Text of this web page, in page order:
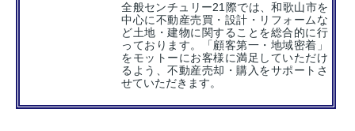
全般センチュリー21際では、和歌山市を
中心に不動産売買・設計・リフォームな
ど土地・建物に関することを総合的に行
っております。「顧客第一・地域密着」
をモットーにお客様に満足していただけ
るよう、不動産売却・購入をサポートさ
せていただきます。